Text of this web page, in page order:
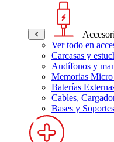
Ver todo en
Carcasas y
Audífonos y
Memorias
Baterías
Cables,
Bases y Soportes